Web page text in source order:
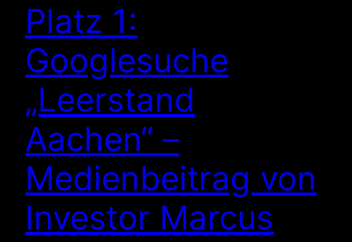
Platz 1:
Googlesuche
„Leerstand
Aachen“ –
Medienbeitrag von
Investor Marcus